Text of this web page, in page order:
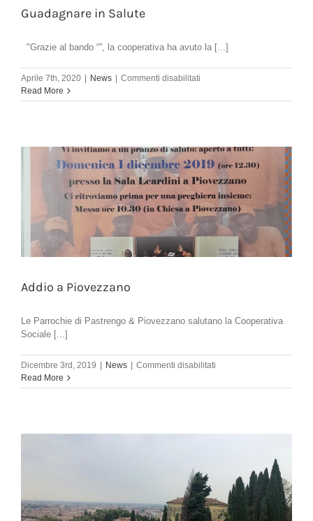
Guadagnare in Salute
"Grazie al bando “”, la cooperativa ha avuto la [...]
Aprile 7th, 2020 News Commenti disabilitati
in
Read More
Addio a Piovezzano
Le Parrochie di Pastrengo & Piovezzano salutano la Cooperativa
Sociale [...]
Dicembre 3rd, 2019 News Commenti disabilitati
a
Read More